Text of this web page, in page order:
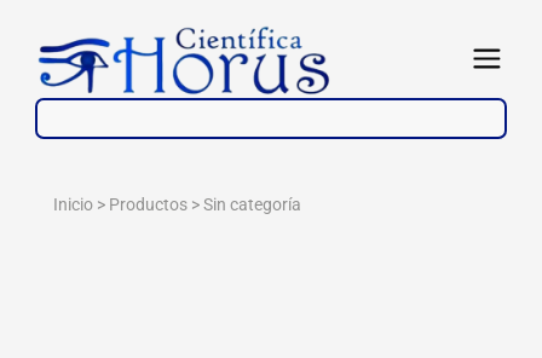
contenido
Abrir
Inicio > Productos >Sin categoría